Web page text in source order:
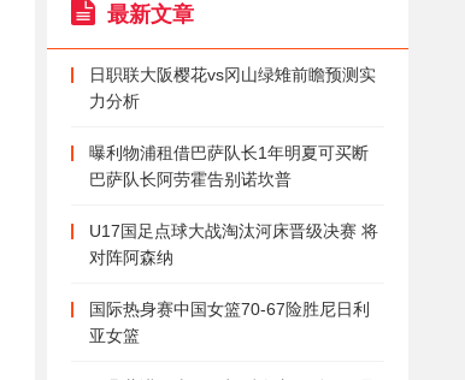
最新文章
日职联大阪樱花vs冈山绿雉前瞻预测实
力分析
曝利物浦租借巴萨队长1年明夏可买断
巴萨队长阿劳霍告别诺坎普
U17国足点球大战淘汰河床晋级决赛 将
对阵阿森纳
国际热身赛中国女篮70-67险胜尼日利
亚女篮